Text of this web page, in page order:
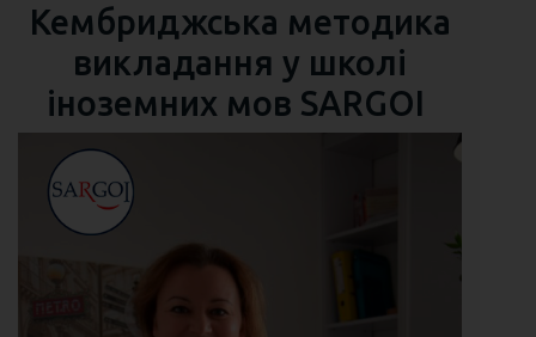
Кембриджська методика
викладання у школі
іноземних мов SARGOI